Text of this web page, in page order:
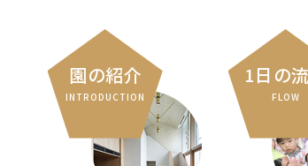
園の紹介
INTRODUCTION
1日の
FLOW